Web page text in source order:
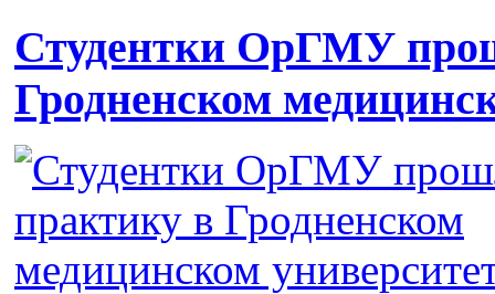
Студентки ОрГМУ
Гродненском